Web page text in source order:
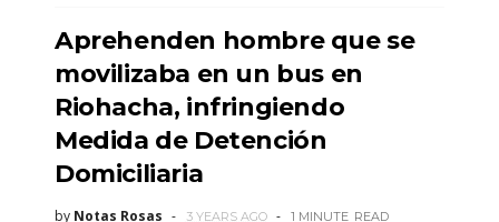
Aprehenden hombre que se
movilizaba en un bus en
Riohacha, infringiendo
Medida de Detención
Domiciliaria
by Notas Rosas 3 YEARS AGO 1 MINUTE READ